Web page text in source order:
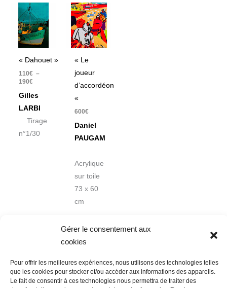
Gérer le consentement aux
cookies
Pour offrir les meilleures expériences, nous utilisons des technologies telles
que les cookies pour stocker et/ou accéder aux informations des appareils.
Le fait de consentir à ces technologies nous permettra de traiter des
« Dahouet »
110€ –
190€
Plage
de
prix :
110€
à
190€
Gilles
LARBI
Tirage
n°1/30
« Le
joueur
d’accordéon
«
600€
Daniel
PAUGAM
Acrylique
sur toile
73 x 60
cm